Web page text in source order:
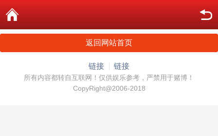
返回网站首页
链接 链接
所有内容都转自互联网！仅供娱乐参考，严禁用于赌博！
CopyRight@2006-2018